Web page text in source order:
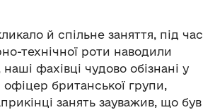
й спільне заняття, під час
технічної роти наводили
фахівці чудово обізнані у
британської групи,
занять зауважив, що був